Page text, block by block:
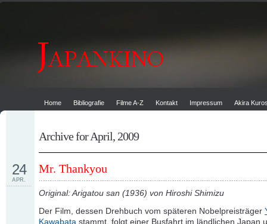
Home Bibliografie Filme A-Z Kontakt Impressum Akira
Archive for April, 2009
Mr. Thankyou
24
APR.
Original: Arigatou san (1936) von Hiroshi Shimizu
Der Film, dessen Drehbuch vom späteren Nobelpreisträger
Kawabata stammt, folgt einer Busfahrt im ländlichen Japan